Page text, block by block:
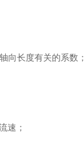
长度有关的系数；
速；